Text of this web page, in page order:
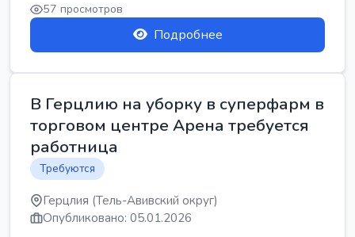
57 просмотров
Подробнее
В Герцлию на уборку в суперфарм в
торговом центре Арена требуется
работница
Требуются
Герцлия (Тель-Авивский округ)
Опубликовано: 05.01.2026